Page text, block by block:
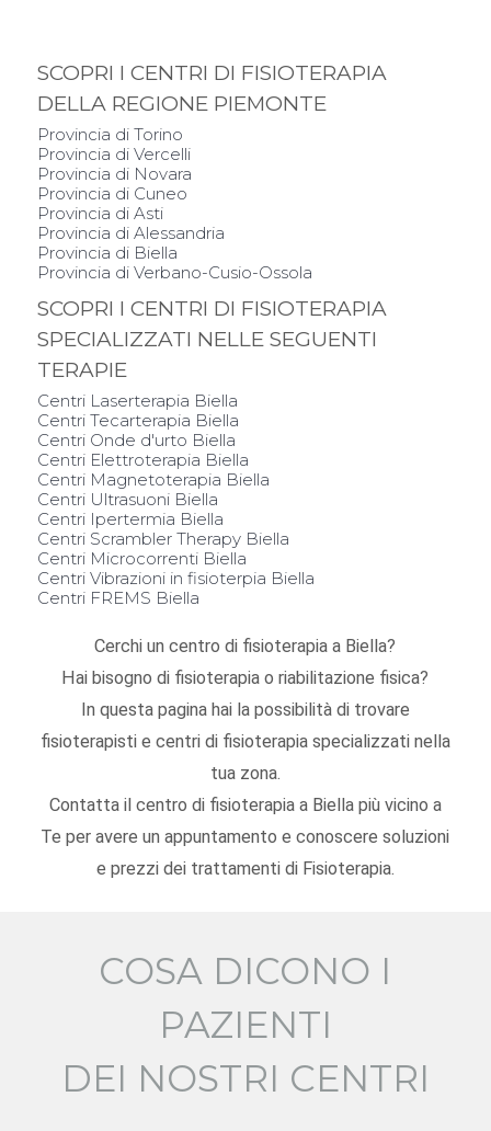
SCOPRI I CENTRI DI FISIOTERAPIA
DELLA REGIONE PIEMONTE
Provincia di Torino
Provincia di Vercelli
Provincia di Novara
Provincia di Cuneo
Provincia di Asti
Provincia di Alessandria
Provincia di Biella
Provincia di Verbano-Cusio-Ossola
SCOPRI I CENTRI DI FISIOTERAPIA
SPECIALIZZATI NELLE SEGUENTI
TERAPIE
Centri Laserterapia Biella
Centri Tecarterapia Biella
Centri Onde d'urto Biella
Centri Elettroterapia Biella
Centri Magnetoterapia Biella
Centri Ultrasuoni Biella
Centri Ipertermia Biella
Centri Scrambler Therapy Biella
Centri Microcorrenti Biella
Centri Vibrazioni in fisioterpia Biella
Centri FREMS Biella
Cerchi un centro di fisioterapia a Biella?
Hai bisogno di fisioterapia o riabilitazione fisica?
In questa pagina hai la possibilità di trovare
fisioterapisti e centri di fisioterapia specializzati nella
tua zona.
Contatta il centro di fisioterapia a Biella più vicino a
Te per avere un appuntamento e conoscere soluzioni
e prezzi dei trattamenti di Fisioterapia.
COSA DICONO I
PAZIENTI
DEI NOSTRI CENTRI